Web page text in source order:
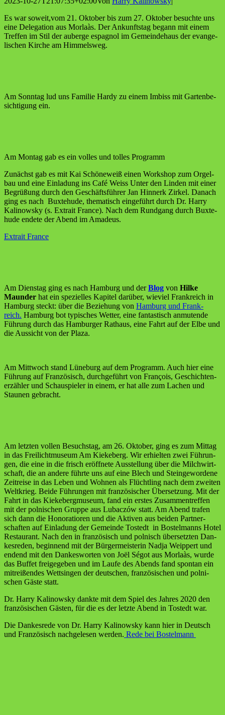
Es war soweit,vom 21. Okto­ber bis zum 27. Okto­ber besuch­te uns
eine Dele­ga­ti­on aus Mor­laàs. Der Ankunfts­tag begann mit einem
Tref­fen im Stil der auber­ge espa­gnol im Gemein­de­haus der evan­ge­
li­schen Kir­che am Himmelsweg.
Am Sonn­tag lud uns Fami­lie Har­dy zu einem Imbiss mit Gar­ten­be­
sich­ti­gung ein.
Am Mon­tag gab es ein vol­les und tol­les Programm
Zunächst gab es mit Kai Schö­ne­weiß einen Work­shop zum Orgel­
bau und eine Ein­la­dung ins Café Weiss Unter den Lin­den mit einer
Begrü­ßung durch den Geschäfts­füh­rer Jan Hin­nerk Zir­kel. Danach
ging es nach Bux­te­hu­de, the­ma­tisch ein­ge­führt durch Dr. Har­ry
Kali­now­sky (s. Extrait France). Nach dem Rund­gang durch Bux­te­
hu­de ende­te der Abend im Amadeus.
Extrait France
Am Diens­tag ging es nach Ham­burg und derBlog von Hil­ke
Maun­der hat ein spe­zi­el­les Kapi­tel dar­über, wie­viel Frank­reich in
Ham­burg steckt: über die Bezie­hung von Ham­burg und Frank­
reich. Ham­burg bot typi­sches Wet­ter, eine fan­tas­tisch anmu­ten­de
Füh­rung durch das Ham­bur­ger Rat­haus, eine Fahrt auf der Elbe und
die Aus­sicht von der Plaza.
Am Mitt­woch stand Lüne­burg auf dem Pro­gramm. Auch hier eine
Füh­rung auf Fran­zö­sisch, durch­ge­führt von Fran­çois, Geschich­ten­
er­zäh­ler und Schau­spie­ler in einem, er hat alle zum Lachen und
Stau­nen gebracht.
Am letz­ten vol­len Besuchs­tag, am 26. Okto­ber, ging es zum Mit­tag
in das Frei­licht­mu­se­um Am Kie­ke­berg. Wir erhiel­ten zwei Füh­run­
gen, die eine in die frisch eröff­ne­te Aus­stel­lung über die Milch­wirt­
schaft, die an ande­re führ­te uns auf eine Blech und Stein­ge­wor­de­ne
Zeit­rei­se in das Leben und Woh­nen als Flücht­ling nach dem zwei­ten
Welt­krieg. Bei­de Füh­run­gen mit fran­zö­si­scher Über­set­zung. Mit der
Fahrt in das Kie­ke­berg­mu­se­um, fand ein ers­tes Zusam­men­tref­fen
mit der pol­ni­schen Grup­pe aus Lub­ac­zów statt. Am Abend tra­fen
sich dann die Hono­ra­tio­ren und die Akti­ven aus bei­den Part­ner­
schaf­ten auf Ein­la­dung der Gemein­de Tostedt in Bos­tel­manns Hotel
Restau­rant. Nach den in fran­zö­sisch und pol­nisch über­setz­ten Dan­
kes­re­den, begin­nend mit der Bür­ger­meis­te­rin Nad­ja Weip­pert und
endend mit den Dan­kes­wor­ten von Joël Ségot aus Mor­laàs, wur­de
das Buf­fet frei­ge­ge­ben und im Lau­fe des Abends fand spon­tan ein
mit­rei­ßen­des Wett­sin­gen der deut­schen, fran­zö­si­schen und pol­ni­
schen Gäs­te statt.
Dr. Har­ry Kali­now­sky dank­te mit dem Spiel des Jah­res 2020 den
fran­zö­si­schen Gäs­ten, für die es der letz­te Abend in Tostedt war.
Die Dan­kes­re­de von Dr. Har­ry Kali­now­sky kann hier in Deutsch
und Fran­zö­sisch nach­ge­le­sen wer­den. Rede bei Bostelmann